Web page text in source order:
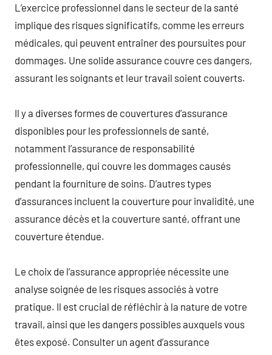
L’exercice professionnel dans le secteur de la santé
implique des risques significatifs, comme les erreurs
médicales, qui peuvent entraîner des poursuites pour
dommages. Une solide assurance couvre ces dangers,
assurant les soignants et leur travail soient couverts.
Il y a diverses formes de couvertures d’assurance
disponibles pour les professionnels de santé,
notamment l’assurance de responsabilité
professionnelle, qui couvre les dommages causés
pendant la fourniture de soins. D’autres types
d’assurances incluent la couverture pour invalidité, une
assurance décès et la couverture santé, offrant une
couverture étendue.
Le choix de l’assurance appropriée nécessite une
analyse soignée de les risques associés à votre
pratique. Il est crucial de réfléchir à la nature de votre
travail, ainsi que les dangers possibles auxquels vous
êtes exposé. Consulter un agent d’assurance